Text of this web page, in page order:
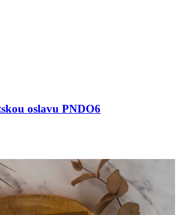
oslavu PNDO6